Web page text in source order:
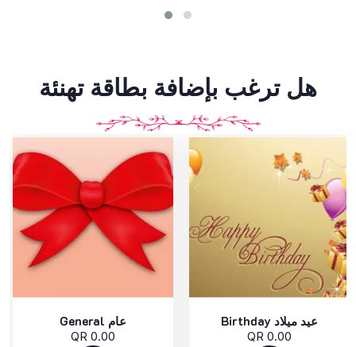
هل ترغب بإضافة بطاقة تهنئة
General عام
QR 0.00
Birthday عيد ميلاد
QR 0.00